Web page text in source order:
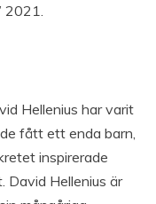
2021.
Hellenius har varit
fått ett enda barn,
inspirerade
David Hellenius är